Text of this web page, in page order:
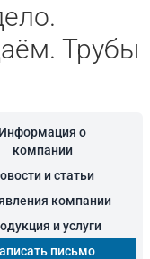
Трубы
Информация о
компании
и статьи
компании
и услуги
письмо